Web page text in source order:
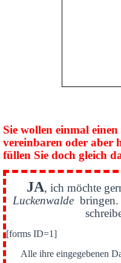
Sie wollen einmal
vereinbaren oder aber
füllen Sie doch gleich
JA, ich möchte
Luckenwaldebringen.
[forms ID=1]
Alle ihre eingegebenen